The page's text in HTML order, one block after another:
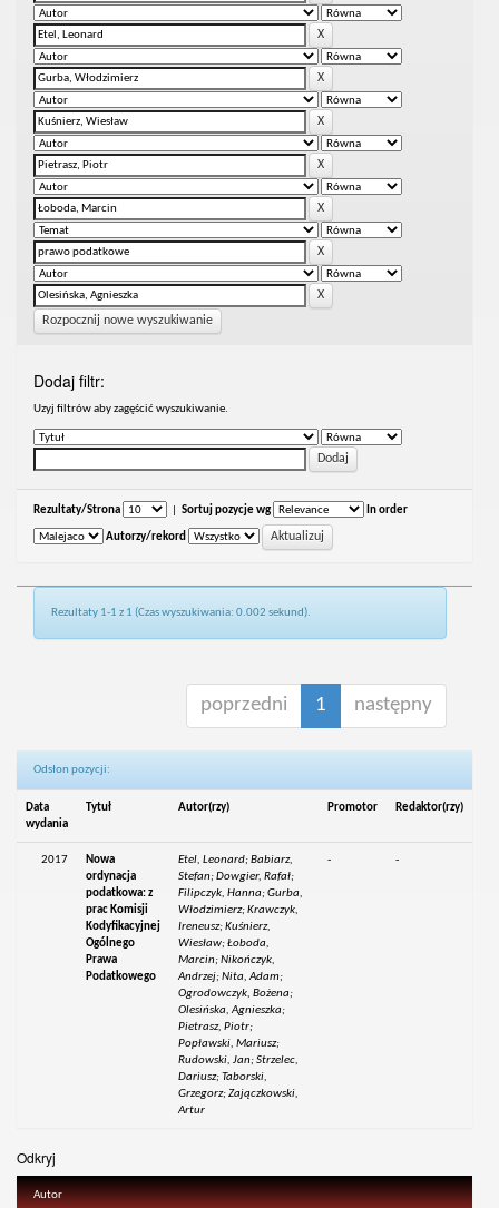
Rozpocznij nowe wyszukiwanie
Dodaj filtr:
Uzyj filtrów aby zagęścić wyszukiwanie.
Rezultaty/Strona Sortuj pozycje wg In order
Autorzy/rekord
Rezultaty 1-1 z 1 (Czas wyszukiwania: 0.002 sekund).
poprzedni 1 następny
Odsłon pozycji:
Data
wydania
Tytuł Autor(rzy) Promotor Redaktor(rzy)
2017
Nowa
ordynacja
podatkowa: z
prac Komisji
Kodyfikacyjnej
Ogólnego
Prawa
Podatkowego
Etel, Leonard; Babiarz,
Stefan; Dowgier, Rafał;
Filipczyk, Hanna; Gurba,
Włodzimierz; Krawczyk,
Ireneusz; Kuśnierz,
Wiesław; Łoboda,
Marcin; Nikończyk,
Andrzej; Nita, Adam;
Ogrodowczyk, Bożena;
Olesińska, Agnieszka;
Pietrasz, Piotr;
Popławski, Mariusz;
Rudowski, Jan; Strzelec,
Dariusz; Taborski,
Grzegorz; Zajączkowski,
Artur
- -
Odkryj
Autor